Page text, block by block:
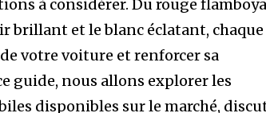
à considérer. Du rouge
brillant et le blanc éclatant, chaque
votre voiture et renforcer sa
guide, nous allons explorer les
disponibles sur le marché,